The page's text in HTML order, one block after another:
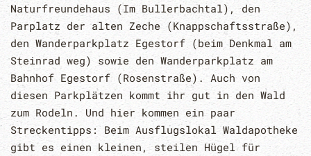
Naturfreundehaus (Im Bullerbachtal), den
Parplatz der alten Zeche (Knappschaftsstraße),
den Wanderparkplatz Egestorf (beim Denkmal am
Steinrad weg) sowie den Wanderparkplatz am
Bahnhof Egestorf (Rosenstraße). Auch von
diesen Parkplätzen kommt ihr gut in den Wald
zum Rodeln. Und hier kommen ein paar
Streckentipps: Beim Ausflugslokal Waldapotheke
gibt es einen kleinen, steilen Hügel für